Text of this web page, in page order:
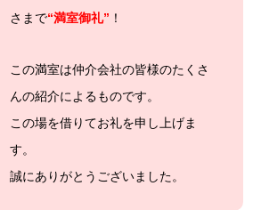
さまで“満室御礼” ！
この満室は仲介会社の皆様のたくさ
んの紹介によるものです。
この場を借りてお礼を申し上げま
す。
誠にありがとうございました。